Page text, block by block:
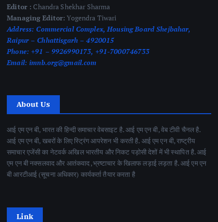
Editor : Chandra Shekhar Sharma
Managing Editor: Yogendra Tiwari
Address: Commercial Complex, Housing Board Shejbahar,
Raipur – Chhattisgarh – 4920015
Phone: +91 – 9926990173, +91-7000746733
Email: imnb.org@gmail.com
About Us
आई एम एन बी, भारत की हिन्दी समाचार वेबसाइट है. आई एम एन बी, वेब टीवी चैनल है.
आई एम एन बी, खबरों के लिए स्ट्रिंग आपरेशन भी करती है. आई एम एन बी, राष्ट्रीय
समाचार एजेंसी का नेटवर्क अखिल भारतीय और निकट पड़ोसी देशों में भी स्थापित है. आई
एम एन बी नक्सलवाद और आतंकवाद ,भ्रष्टाचार के खिलाफ लड़ाई लड़ता है. आई एम एन
बी आरटीआई (सूचना अधिकार) कार्यकर्ता तैयार करता है
Link